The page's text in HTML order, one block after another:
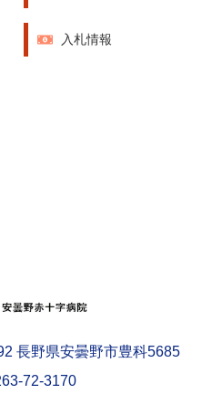
入札情報
長野県安曇野市豊科5685
72-3170